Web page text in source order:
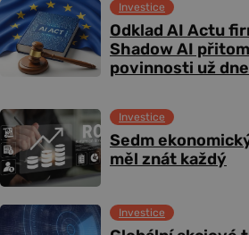
Odklad AI Actu
Shadow AI
povinnosti už
Investice
Sedm
měl znát každý
Investice
Investice